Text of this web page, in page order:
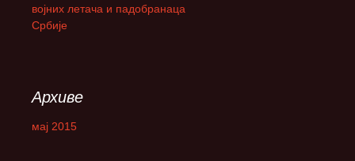
војних летача и падобранаца
Србије
Архиве
мај 2015